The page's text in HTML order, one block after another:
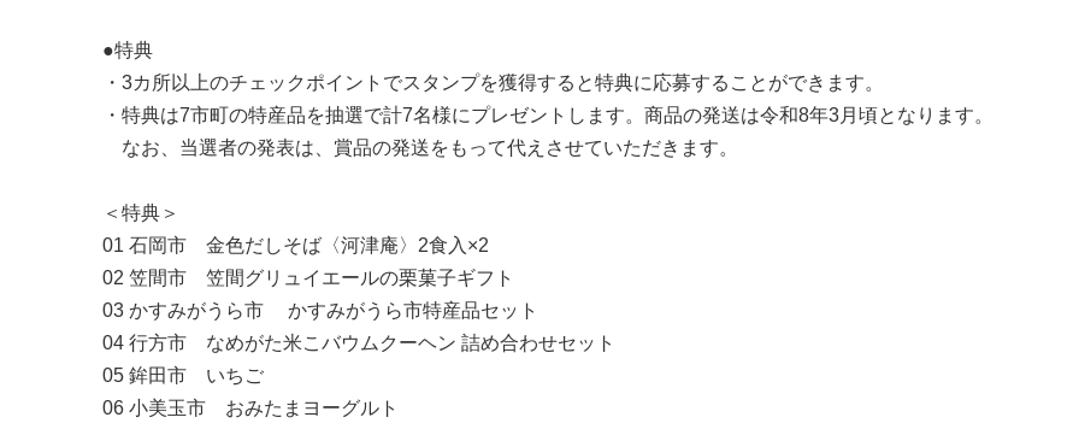
●特典
・3カ所以上のチェックポイントでスタンプを獲得すると特典に応募することができます。
・特典は7市町の特産品を抽選で計7名様にプレゼントします。商品の発送は令和8年3月頃となります。
なお、当選者の発表は、賞品の発送をもって代えさせていただきます。
＜特典＞
01 石岡市 金色だしそば〈河津庵〉2食入×2
02 笠間市 笠間グリュイエールの栗菓子ギフト
03 かすみがうら市 かすみがうら市特産品セット
04 行方市 なめがた米こバウムクーヘン 詰め合わせセット
05 鉾田市 いちご
06 小美玉市 おみたまヨーグルト